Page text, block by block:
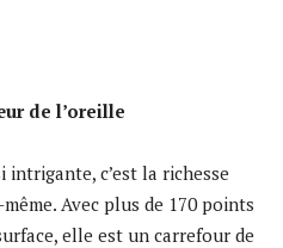
de l’oreille
c’est la richesse
Avec plus de 170 points
elle est un carrefour de